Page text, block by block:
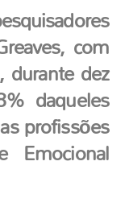
com
dez
daqueles
profissões
Emocional